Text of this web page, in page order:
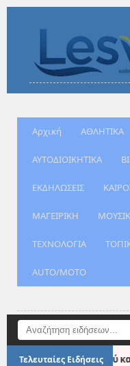
Αρχική ΑΘΛΗΤΙΚΑ
ΑΥΤΟΔΙΟΙΚΗΤΙΚΑ
ΕΚΔΗΛΩΣΕΙΣ
ΜΑΓΕΙΡΙΚΗ
ΤΕΧΝΟΛΟΓΙΑ
AUTO/MOTO
Τελευταίες Ειδήσεις
καθαρισμού και